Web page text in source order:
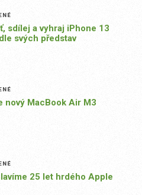
sdílej a vyhraj iPhone 13
svých představ
nový MacBook Air M3
25 let hrdého Apple